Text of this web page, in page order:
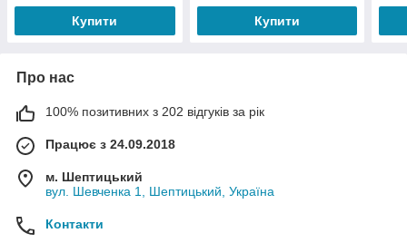
Купити Купити
Про нас
100% позитивних з 202 відгуків за рік
Працює з 24.09.2018
м. Шептицький
вул. Шевченка 1, Шептицький, Україна
Контакти